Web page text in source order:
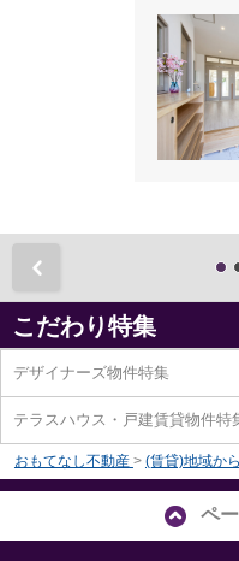
こだわり特集
デザイナーズ物件特集
テラスハウス・戸建賃貸物件特
おもてなし不動産 > (賃貸)地域か
ペ